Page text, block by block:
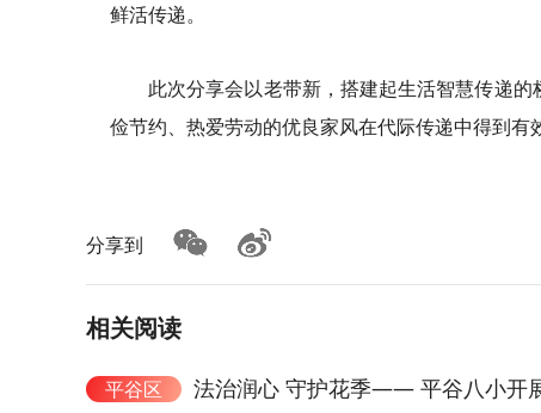
鲜活传递。
此次分享会以老带新，搭建起生活智慧传递
俭节约、热爱劳动的优良家风在代际传递中得到有
分享到
相关阅读
平谷区 法治润心 守护花季—— 平谷八小开